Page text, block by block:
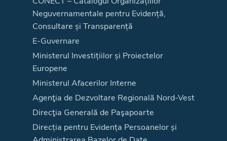
Neguvernamentale pentru Evidență,
Consultare și Transparență
E-Guvernare
Ministerul Investițiilor și Proiectelor
Europene
Ministerul Afacerilor Interne
Agenţia de Dezvoltare Regională Nord-Vest
Direcţia Generală de Paşapoarte
Direcția pentru Evidența Persoanelor și